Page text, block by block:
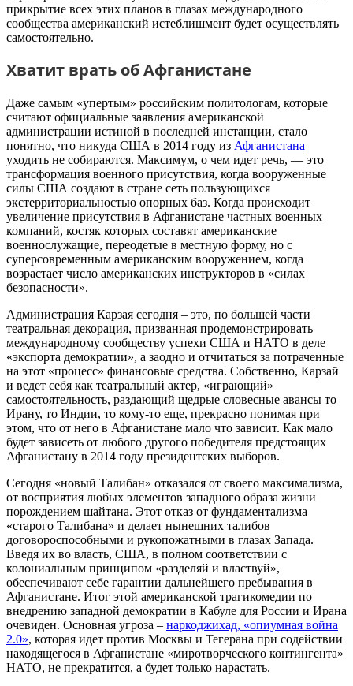
прикрытие всех этих планов в глазах международного
сообщества американский истеблишмент будет осуществлять
самостоятельно.
Хватит врать об Афганистане
Даже самым «упертым» российским политологам, которые
считают официальные заявления американской
администрации истиной в последней инстанции, стало
понятно, что никуда США в 2014 году из Афганистана
уходить не собираются. Максимум, о чем идет речь, — это
трансформация военного присутствия, когда вооруженные
силы США создают в стране сеть пользующихся
экстерриториальностью опорных баз. Когда происходит
увеличение присутствия в Афганистане частных военных
компаний, костяк которых составят американские
военнослужащие, переодетые в местную форму, но с
суперсовременным американским вооружением, когда
возрастает число американских инструкторов в «силах
безопасности».
Администрация Карзая сегодня – это, по большей части
театральная декорация, призванная продемонстрировать
международному сообществу успехи США и НАТО в деле
«экспорта демократии», а заодно и отчитаться за потраченные
на этот «процесс» финансовые средства. Собственно, Карзай
и ведет себя как театральный актер, «играющий»
самостоятельность, раздающий щедрые словесные авансы то
Ирану, то Индии, то кому-то еще, прекрасно понимая при
этом, что от него в Афганистане мало что зависит. Как мало
будет зависеть от любого другого победителя предстоящих
Афганистану в 2014 году президентских выборов.
Сегодня «новый Талибан» отказался от своего максимализма,
от восприятия любых элементов западного образа жизни
порождением шайтана. Этот отказ от фундаментализма
«старого Талибана» и делает нынешних талибов
договороспособными и рукопожатными в глазах Запада.
Введя их во власть, США, в полном соответствии с
колониальным принципом «разделяй и властвуй»,
обеспечивают себе гарантии дальнейшего пребывания в
Афганистане. Итог этой американской трагикомедии по
внедрению западной демократии в Кабуле для России и Ирана
очевиден. Основная угроза – наркоджихад, «опиумная война
2.0», которая идет против Москвы и Тегерана при содействии
находящегося в Афганистане «миротворческого контингента»
НАТО, не прекратится, а будет только нарастать.